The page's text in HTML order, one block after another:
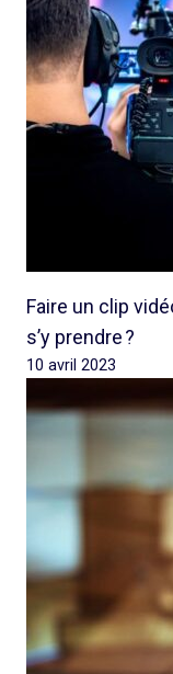
Faire un clip
s’y prendre ?
10 avril 2023